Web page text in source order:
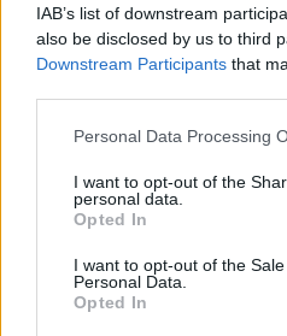
IAB’s list of downstream
also be disclosed by us to third
Downstream Participants that
Please note that this website/
not limited to your visit or usage
grant or deny consent to
use your data for below
consent section.
Personal Data Processing
I want to opt-out of the
personal data.
Opted In
I want to opt-out of the
Personal Data.
Opted In